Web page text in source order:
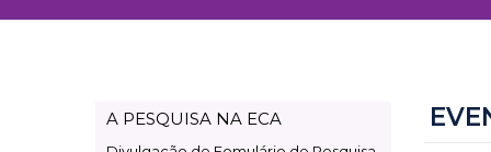
Page
A PESQUISA NA ECA